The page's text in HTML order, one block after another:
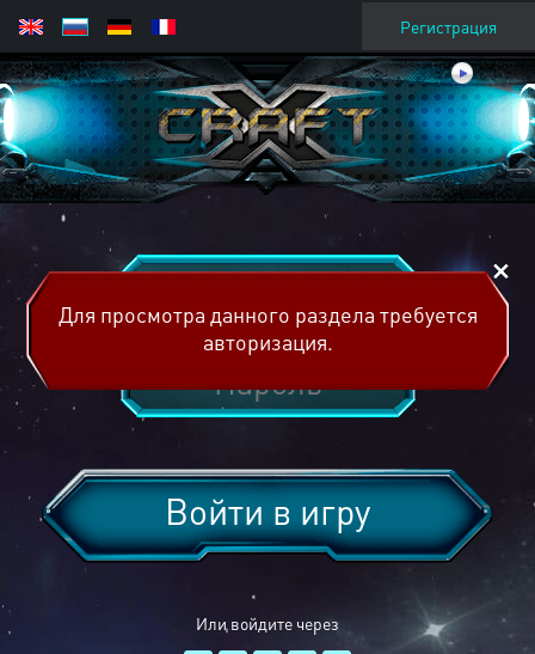
Регистрация
Или войдите через
Войти в игру
Для просмотра данного раздела требуется
авторизация.